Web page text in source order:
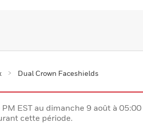
Dual Crown Faceshields
EST au dimanche 9 août à
cette période.